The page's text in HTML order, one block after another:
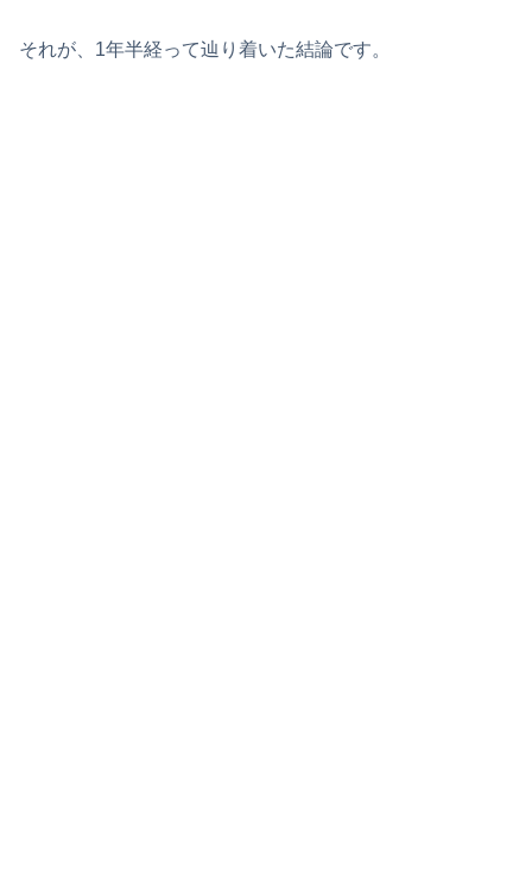
それが、1年半経って辿り着いた結論です。